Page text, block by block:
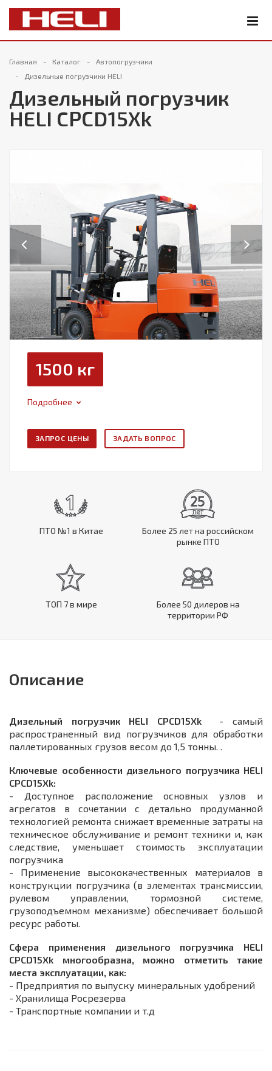
Главная Каталог
Автопогрузчики
Дизельные погрузчики HELI
Дизельный погрузчик
HELI CPСD15Xk
Previous Next
1500 кг
Подробнее
ЗАПРОС ЦЕНЫ ЗАДАТЬ ВОПРОС
ПТО №1 в Китае
Более 25 лет на российском
рынке ПТО
ТОП 7 в мире
Более 50 дилеров на
территории РФ
Описание
Дизельный погрузчикHELI CPСD15Xk - самый
распространенный вид погрузчиков для обработки
паллетированных грузов весом до 1,5 тонны. .
Ключевые особенности дизельного погрузчика HELI
CPСD15Xk:
- Доступное расположение основных узлов и
агрегатов в сочетании с детально продуманной
технологией ремонта снижает временные затраты на
техническое обслуживание и ремонт техники и, как
следствие, уменьшает стоимость эксплуатации
погрузчика
- Применение высококачественных материалов в
конструкции погрузчика (в элементах трансмиссии,
рулевом управлении, тормозной системе,
грузоподъемном механизме) обеспечивает большой
ресурс работы.
Сфера применения дизельного погрузчика HELI
CPСD15Xk многообразна, можно отметить такие
места эксплуатации, как:
- Предприятия по выпуску минеральных удобрений
- Хранилища Росрезерва
- Транспортные компании и т.д